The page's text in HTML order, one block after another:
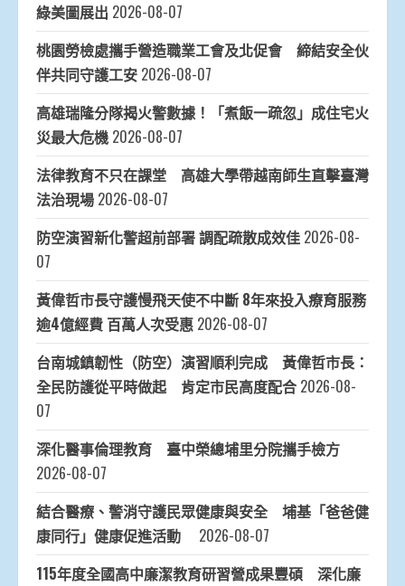
綠美圖展出 2026-08-07
桃園勞檢處攜手營造職業工會及北促會 締結安全伙
伴共同守護工安 2026-08-07
高雄瑞隆分隊揭火警數據！「煮飯一疏忽」成住宅火
災最大危機 2026-08-07
法律教育不只在課堂 高雄大學帶越南師生直擊臺灣
法治現場 2026-08-07
防空演習新化警超前部署 調配疏散成效佳 2026-08-
07
黃偉哲市長守護慢飛天使不中斷 8年來投入療育服務
逾4億經費 百萬人次受惠 2026-08-07
台南城鎮韌性（防空）演習順利完成 黃偉哲市長：
全民防護從平時做起 肯定市民高度配合 2026-08-
07
深化醫事倫理教育 臺中榮總埔里分院攜手檢方
2026-08-07
結合醫療、警消守護民眾健康與安全 埔基「爸爸健
康同行」健康促進活動
2026-08-07
115年度全國高中廉潔教育研習營成果豐碩 深化廉